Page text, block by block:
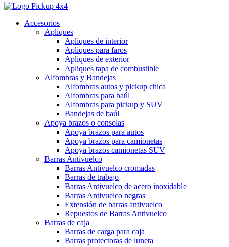
Accesorios
Apliques
Apliques de interior
Apliques para faros
Apliques de exterior
Apliques tapa de combustible
Alfombras y Bandejas
Alfombras autos y pickup chica
Alfombras para baúl
Alfombras para pickup y SUV
Bandejas de baúl
Apoya brazos o consolas
Apoya brazos para autos
Apoya brazos para camionetas
Apoya brazos camionetas SUV
Barras Antivuelco
Barras Antivuelco cromadas
Barras de trabajo
Barras Antivuelco de acero inoxidable
Barras Antivuelco negras
Extensión de barras antivuelco
Repuestos de Barras Antivuelco
Barras de caja
Barras de carga para caja
Barras protectoras de luneta